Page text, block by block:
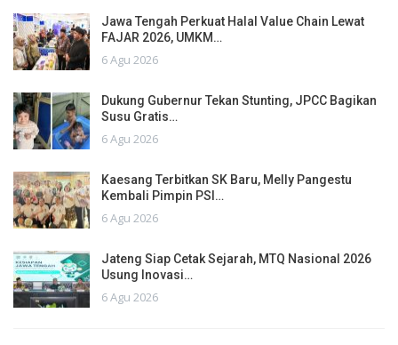
Jawa Tengah Perkuat Halal Value Chain Lewat
FAJAR 2026, UMKM…
6 Agu 2026
Dukung Gubernur Tekan Stunting, JPCC Bagikan
Susu Gratis…
6 Agu 2026
Kaesang Terbitkan SK Baru, Melly Pangestu
Kembali Pimpin PSI…
6 Agu 2026
Jateng Siap Cetak Sejarah, MTQ Nasional 2026
Usung Inovasi…
6 Agu 2026